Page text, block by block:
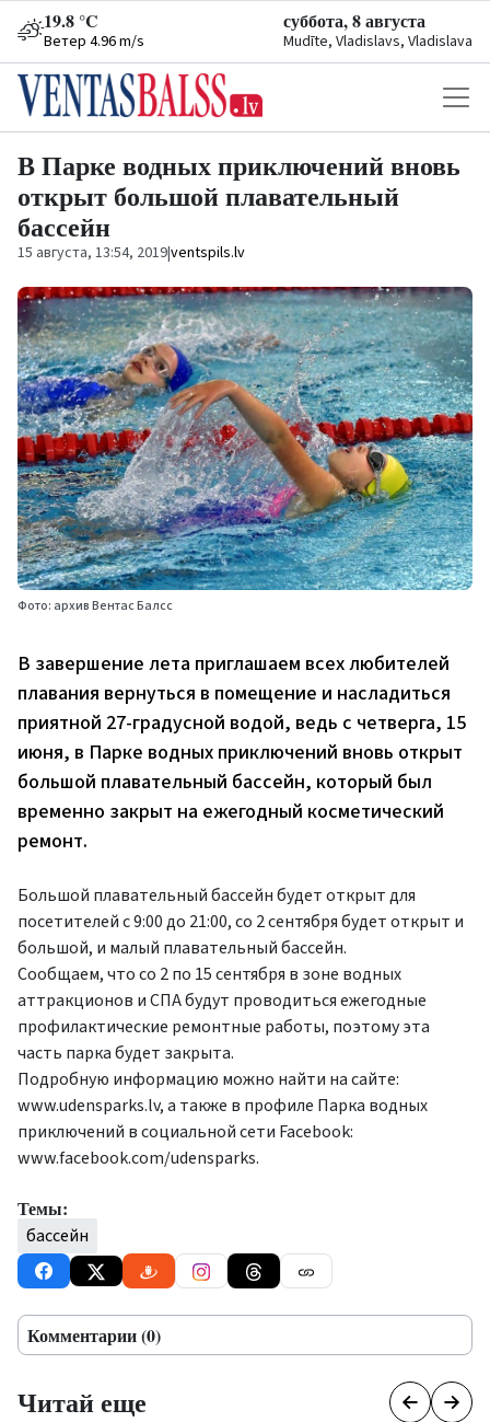
19.8 °C
Ветер 4.96 m/s
суббота, 8 августа
Mudīte, Vladislavs, Vladislava
В Парке водных приключений вновь
открыт большой плавательный
бассейн
15 августа, 13:54, 2019|ventspils.lv
Фото: архив Вентас Балсс
В завершение лета приглашаем всех любителей
плавания вернуться в помещение и насладиться
приятной 27-градусной водой, ведь с четверга, 15
июня, в Парке водных приключений вновь открыт
большой плавательный бассейн, который был
временно закрыт на ежегодный косметический
ремонт.
Большой плавательный бассейн будет открыт для
посетителей с 9:00 до 21:00, со 2 сентября будет открыт и
большой, и малый плавательный бассейн.
Сообщаем, что со 2 по 15 сентября в зоне водных
аттракционов и СПА будут проводиться ежегодные
профилактические ремонтные работы, поэтому эта
часть парка будет закрыта.
Подробную информацию можно найти на сайте:
www.udensparks.lv, а также в профиле Парка водных
приключений в социальной сети Facebook:
www.facebook.com/udensparks.
Темы:
бассейн
Комментарии (0)
Читай еще